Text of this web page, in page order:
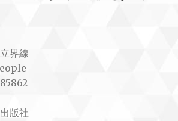
界線
版社